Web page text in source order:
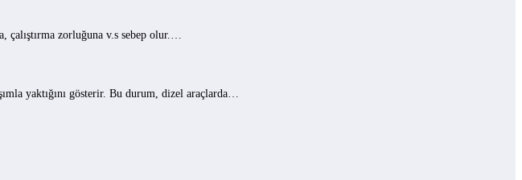
çalıştırma zorluğuna v.s sebep olur.…
yaktığını gösterir. Bu durum, dizel araçlarda…